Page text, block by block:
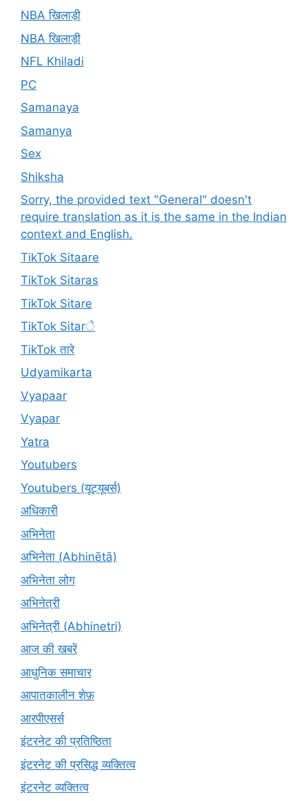
NBA खिलाड़ी
NBA खिलाड़ी
NFL Khiladi
PC
Samanaya
Samanya
Sex
Shiksha
Sorry, the provided text "General" doesn't
require translation as it is the same in the Indian
context and English.
TikTok Sitaare
TikTok Sitaras
TikTok Sitare
TikTok Sitarे
TikTok तारे
Udyamikarta
Vyapaar
Vyapar
Yatra
Youtubers
Youtubers (यूट्यूबर्स)
अधिकारी
अभिनेता
अभिनेता (Abhinētā)
अभिनेता लोग
अभिनेत्री
अभिनेत्री (Abhinetri)
आज की खबरें
आधुनिक समाचार
आपातकालीन शेफ़
आरपीएसर्स
इंटरनेट की प्रतिष्ठिता
इंटरनेट की प्रसिद्ध व्यक्तित्व
इंटरनेट व्यक्तित्व